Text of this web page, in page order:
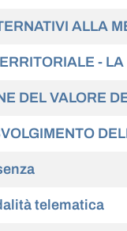
ALLA
-
DEL VALORE
telematica